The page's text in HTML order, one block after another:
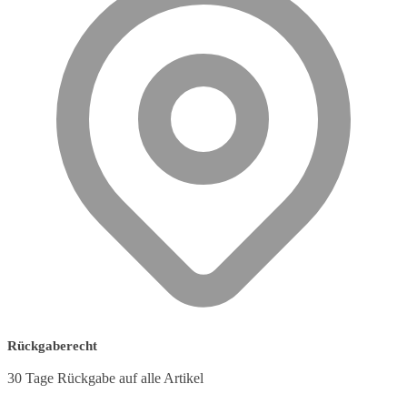
Rückgaberecht
30 Tage Rückgabe auf alle Artikel